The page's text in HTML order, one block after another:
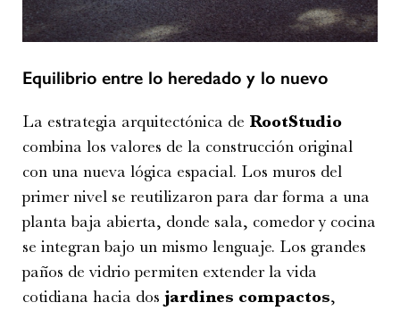
Equilibrio entre lo heredado y lo nuevo
La estrategia arquitectónica de RootStudio
combina los valores de la construcción original
con una nueva lógica espacial. Los muros del
primer nivel se reutilizaron para dar forma a una
planta baja abierta, donde sala, comedor y cocina
se integran bajo un mismo lenguaje. Los grandes
paños de vidrio permiten extender la vida
cotidiana hacia dos jardines compactos,